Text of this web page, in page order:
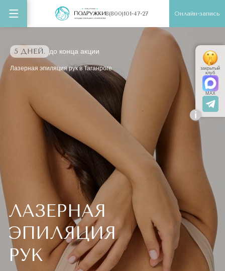
8(800)101-47-27 Онлайн-запись
5 ДНЕЙ. до конца акции
Лазерная эпиляция рук в Таганроге
ЛАЗЕРНАЯ
ЭПИЛЯЦИЯ
РУК
i
закрытый
клуб
MAX